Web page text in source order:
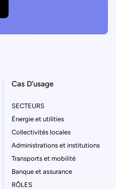
Cas D’usage
SECTEURS
Énergie et utilities
Collectivités locales
Administrations et institutions
Transports et mobilité
Banque et assurance
RÔLES